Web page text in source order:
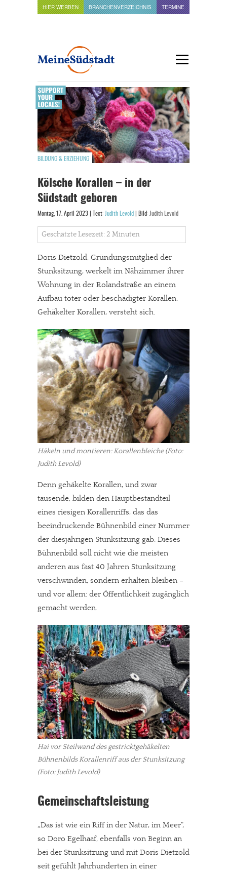
HIER WERBEN BRANCHENVERZEICHNIS TERMINE
BILDUNG & ERZIEHUNG
Kölsche Korallen – in der
Südstadt geboren
Montag, 17. April 2023 | Text: Judith Levold | Bild: Judith Levold
Geschätzte Lesezeit: 2 Minuten
Doris Dietzold, Gründungsmitglied der
Stunksitzung, werkelt im Nähzimmer ihrer
Wohnung in der Rolandstraße an einem
Aufbau toter oder beschädigter Korallen.
Gehäkelter Korallen, versteht sich.
Häkeln und montieren: Korallenbleiche (Foto:
Judith Levold)
Denn gehäkelte Korallen, und zwar
tausende, bilden den Hauptbestandteil
eines riesigen Korallenriffs, das das
beeindruckende Bühnenbild einer Nummer
der diesjährigen Stunksitzung gab. Dieses
Bühnenbild soll nicht wie die meisten
anderen aus fast 40 Jahren Stunksitzung
verschwinden, sondern erhalten bleiben –
und vor allem: der Öffentlichkeit zugänglich
gemacht werden.
Hai vor Steilwand des gestricktgehäkelten
Bühnenbilds Korallenriff aus der Stunksitzung
(Foto: Judith Levold)
Gemeinschaftsleistung
„Das ist wie ein Riff in der Natur, im Meer“,
so Doro Egelhaaf, ebenfalls von Beginn an
bei der Stunksitzung und mit Doris Dietzold
seit gefühlt Jahrhunderten in einer